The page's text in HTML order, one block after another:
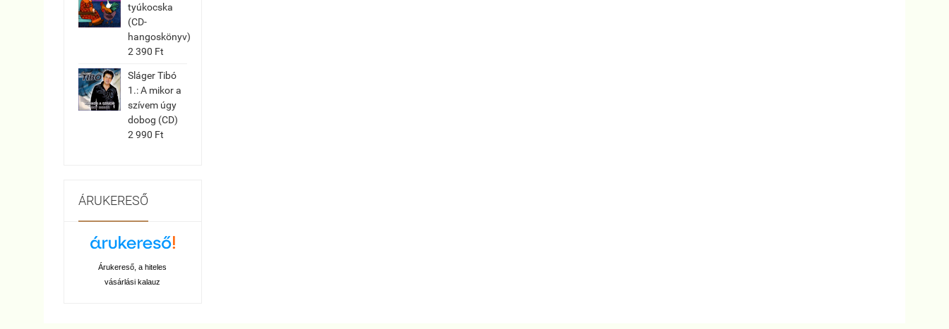
tyúkocska
(CD-
hangoskönyv)
2 390 Ft
Sláger Tibó
1.: A mikor a
szívem úgy
dobog (CD)
2 990 Ft
ÁRUKERESŐ
Árukereső, a hiteles
vásárlási kalauz